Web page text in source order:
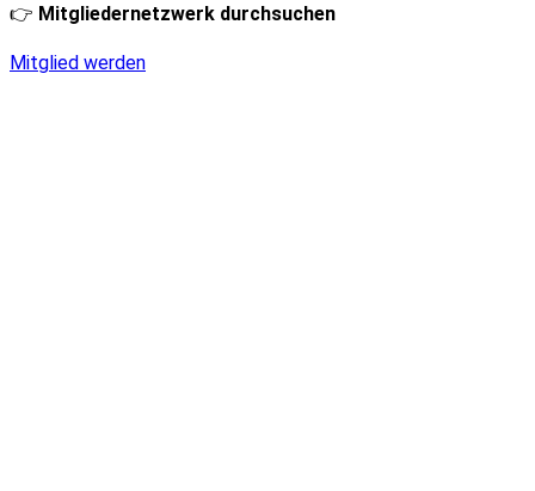
👉 Mitgliedernetzwerk durchsuchen
Mitglied werden